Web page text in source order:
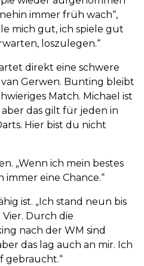
immer früh wach“,
mich gut, ich spiele gut
loszulegen.“
direkt eine schwere
Gerwen. Bunting bleibt
Match. Michael ist
das gilt für jeden in
Hier bist du nicht
„Wenn ich mein bestes
immer eine Chance.“
ist. „Ich stand neun bis
Durch die
nach der WM sind
das lag auch an mir. Ich
gebraucht.“